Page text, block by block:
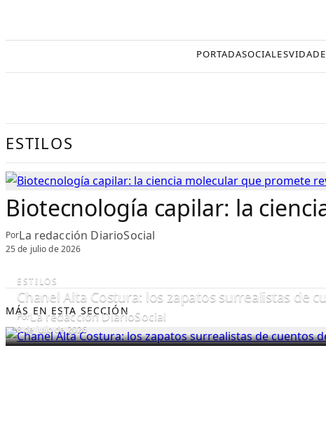
PORTADASOCIALESVIDA
ESTILOS
Biotecnología capilar: la
PorLa redacción DiarioSocial
25 de julio de 2026
MÁS EN ESTA SECCIÓN
ESTILOS
Chanel Alta Costura: los zapatos surrealistas de
PorLa redacción DiarioSocial
8 de julio de 2026